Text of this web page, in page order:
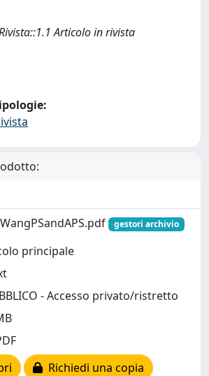
Articolo in rivista
gestori archivio
principale
- Accesso privato/ristretto
Richiedi una copia